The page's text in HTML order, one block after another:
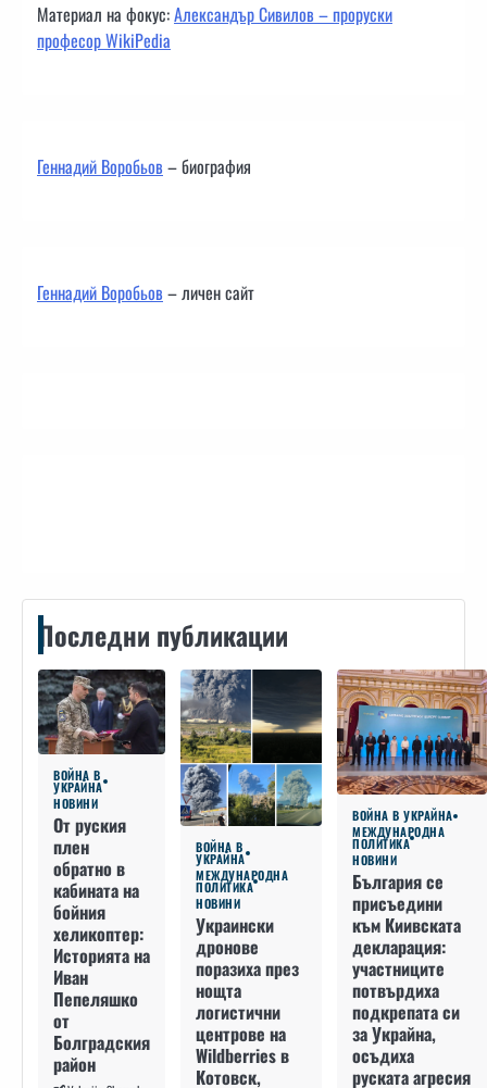
Материал на фокус:Александър Сивилов – проруски
професор WikiPedia
Геннадий Воробьов– биография
Геннадий Воробьов– личен сайт
Последни публикации
ВОЙНА В
УКРАЙНА
НОВИНИ
От руския
плен
обратно в
кабината на
бойния
хеликоптер:
Историята на
Иван
Пепеляшко
от
Болградския
район
ВОЙНА В
УКРАЙНА
МЕЖДУНАРОДНА
ПОЛИТИКА
НОВИНИ
Украински
дронове
поразиха през
нощта
логистични
центрове на
Wildberries в
Котовск,
ВОЙНА В УКРАЙНА
МЕЖДУНАРОДНА
ПОЛИТИКА
НОВИНИ
България се
присъедини
към Киивската
декларация:
участниците
потвърдиха
подкрепата си
за Украйна,
осъдиха
руската агресия